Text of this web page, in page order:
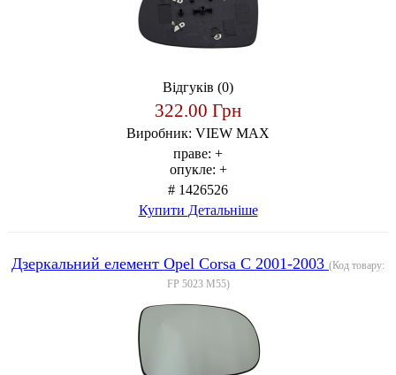
Відгуків (0)
322.00 Грн
Виробник: VIEW MAX
праве: +
опукле: +
# 1426526
Купити Детальніше
Дзеркальний елемент Opel Corsa C 2001-2003 (Код товару:
FP 5023 M55)